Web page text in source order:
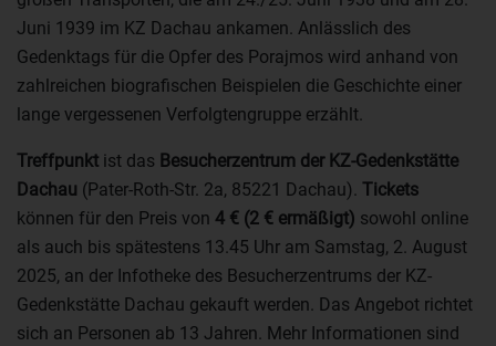
Juni 1939 im KZ Dachau ankamen. Anlässlich des
Gedenktags für die Opfer des Porajmos wird anhand von
zahlreichen biografischen Beispielen die Geschichte einer
lange vergessenen Verfolgtengruppe erzählt.
Treffpunkt ist das Besucherzentrum der KZ-Gedenkstätte
Dachau (Pater-Roth-Str. 2a, 85221 Dachau). Tickets
können für den Preis von 4 € (2 € ermäßigt) sowohl online
als auch bis spätestens 13.45 Uhr am Samstag, 2. August
2025, an der Infotheke des Besucherzentrums der KZ-
Gedenkstätte Dachau gekauft werden. Das Angebot richtet
sich an Personen ab 13 Jahren. Mehr Informationen sind